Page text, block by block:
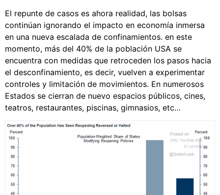
El repunte de casos es ahora realidad, las bolsas
continúan ignorando el impacto en economía inmersa
en una nueva escalada de confinamientos. en este
momento, más del 40% de la población USA se
encuentra con medidas que retroceden los pasos hacia
el desconfinamiento, es decir, vuelven a experimentar
controles y limitación de movimientos. En numerosos
Estados se cierran de nuevo espacios públicos, cines,
teatros, restaurantes, piscinas, gimnasios, etc…